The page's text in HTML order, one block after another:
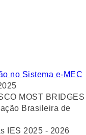
no Sistema e-MEC